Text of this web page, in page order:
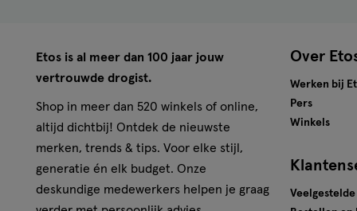
Etos is al meer dan 100 jaar jouw
vertrouwde drogist.
Shop in meer dan 520 winkels of online,
altijd dichtbij! Ontdek de nieuwste
merken, trends & tips. Voor elke stijl,
generatie én elk budget. Onze
deskundige medewerkers helpen je graag
Over
Werken bij
Pers
Winkels
Veelgestelde